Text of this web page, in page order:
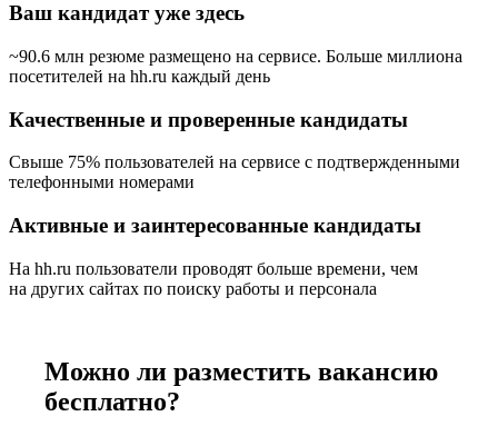
Ваш кандидат уже здесь
~90.6 млн резюме размещено на сервисе. Больше миллиона
посетителей на hh.ru каждый день
Качественные и проверенные кандидаты
Свыше 75% пользователей на сервисе с подтвержденными
телефонными номерами
Активные и заинтересованные кандидаты
На hh.ru пользователи проводят больше времени, чем
на других сайтах по поиску работы и персонала
Можно ли разместить вакансию
бесплатно?